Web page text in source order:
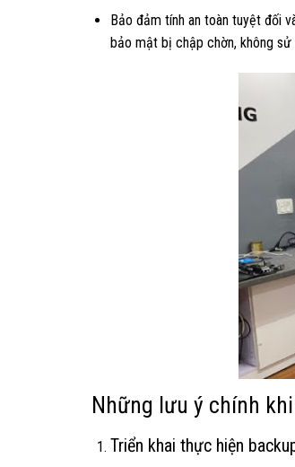
Bảo đảm tính an toàn tuyệt đối
bảo mật bị chập chờn, không
Những lưu ý chính
Triển khai thực hiện